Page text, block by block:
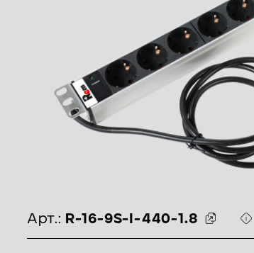
идентификаторы товара
Арт.: R-16-9S-I-440-1.8